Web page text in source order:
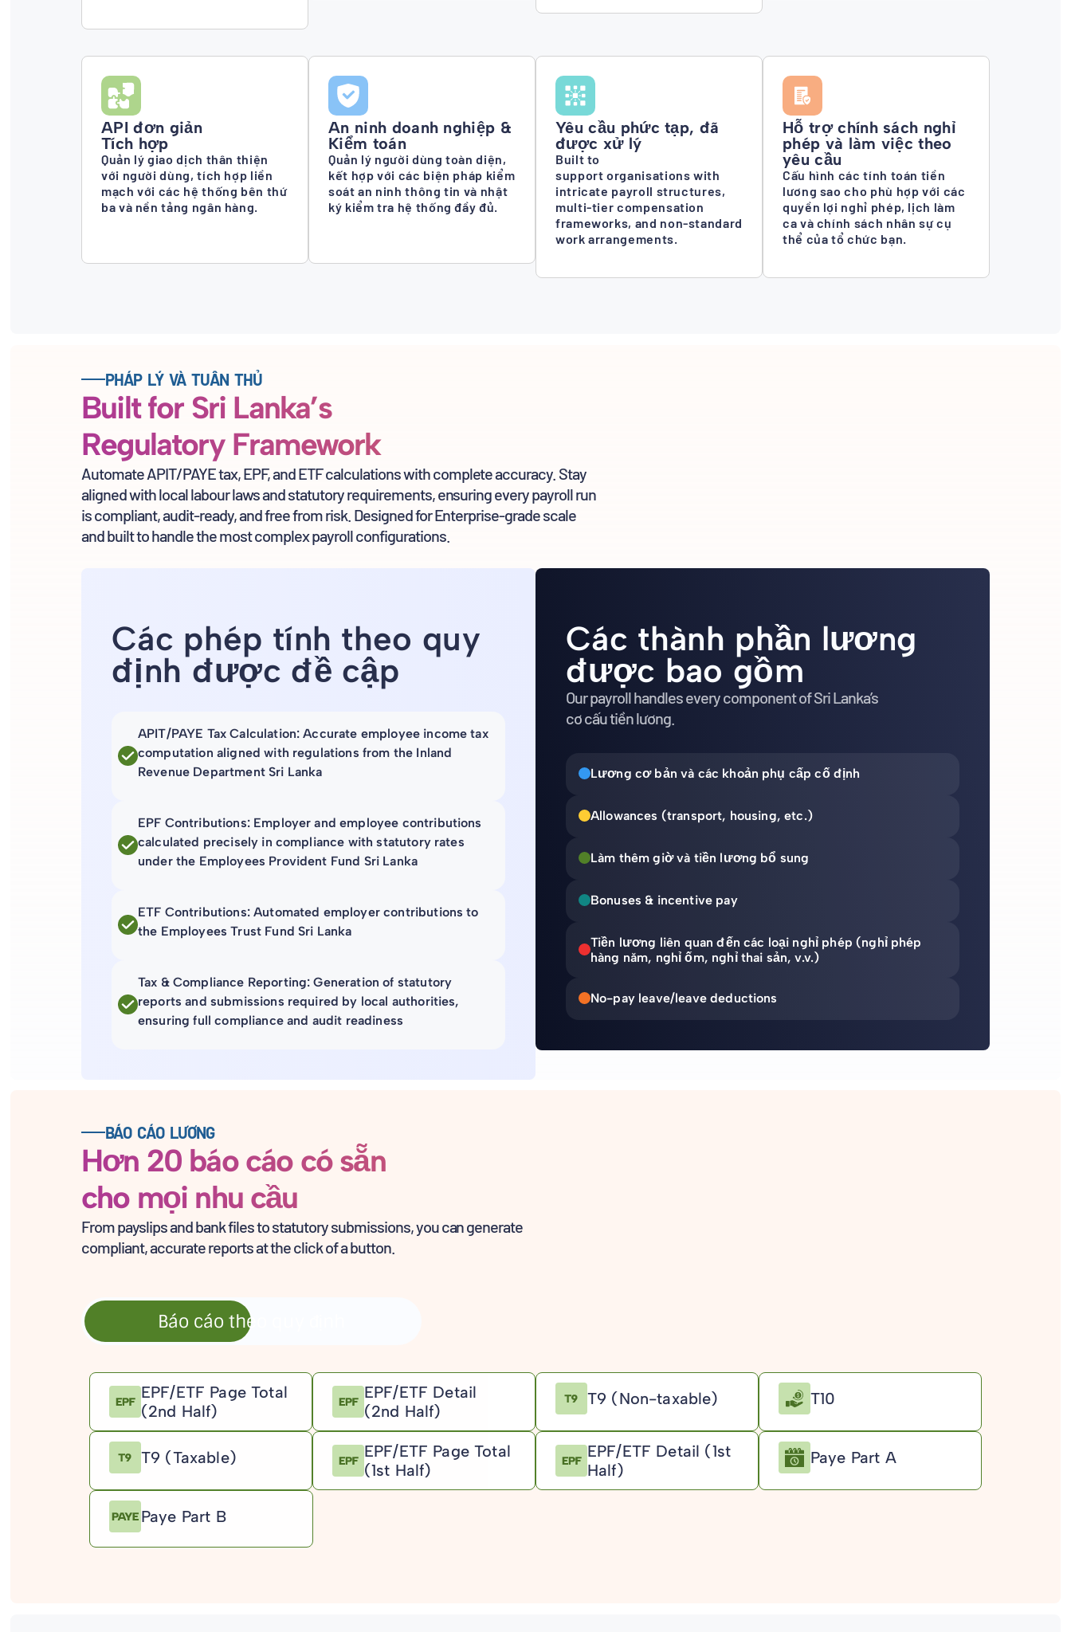
API đơn giản
Tích hợp
Quản lý giao dịch thân thiện
với người dùng, tích hợp liền
mạch với các hệ thống bên thứ
ba và nền tảng ngân hàng.
An ninh doanh nghiệp &
Kiểm toán
Quản lý người dùng toàn diện,
kết hợp với các biện pháp kiểm
soát an ninh thông tin và nhật
ký kiểm tra hệ thống đầy đủ.
Yêu cầu phức tạp, đã
được xử lý
Built to
support organisations with
intricate payroll structures,
multi-tier compensation
frameworks, and non-standard
work arrangements.
Hỗ trợ chính sách nghỉ
phép và làm việc theo
yêu cầu
Cấu hình các tính toán tiền
lương sao cho phù hợp với các
quyền lợi nghỉ phép, lịch làm
ca và chính sách nhân sự cụ
thể của tổ chức bạn.
PHÁP LÝ VÀ TUÂN THỦ
Built for Sri Lanka’s
Regulatory Framework
Automate APIT/PAYE tax, EPF, and ETF calculations with complete accuracy. Stay
aligned with local labour laws and statutory requirements, ensuring every payroll run
is compliant, audit-ready, and free from risk. Designed for Enterprise-grade scale
and built to handle the most complex payroll configurations.
Các phép tính theo quy
định được đề cập
APIT/PAYE Tax Calculation: Accurate employee income tax
computation aligned with regulations from the Inland
Revenue Department Sri Lanka
EPF Contributions: Employer and employee contributions
calculated precisely in compliance with statutory rates
under the Employees Provident Fund Sri Lanka
ETF Contributions: Automated employer contributions to
the Employees Trust Fund Sri Lanka
Tax & Compliance Reporting: Generation of statutory
reports and submissions required by local authorities,
ensuring full compliance and audit readiness
Các thành phần lương
được bao gồm
Our payroll handles every component of Sri Lanka’s
cơ cấu tiền lương.
Lương cơ bản và các khoản phụ cấp cố định
Allowances (transport, housing, etc.)
Làm thêm giờ và tiền lương bổ sung
Bonuses & incentive pay
Tiền lương liên quan đến các loại nghỉ phép (nghỉ phép
hàng năm, nghỉ ốm, nghỉ thai sản, v.v.)
No-pay leave/leave deductions
BÁO CÁO LƯƠNG
Hơn 20 báo cáo có sẵn
cho mọi nhu cầu
From payslips and bank files to statutory submissions, you can generate
compliant, accurate reports at the click of a button.
Báo cáo theo quy định
EPF/ETF Page Total
(2nd Half)
EPF/ETF Detail
(2nd Half)
T9 (Non-taxable) T10
T9 (Taxable)
EPF/ETF Page Total
(1st Half)
EPF/ETF Detail (1st
Half)
Paye Part A
Paye Part B